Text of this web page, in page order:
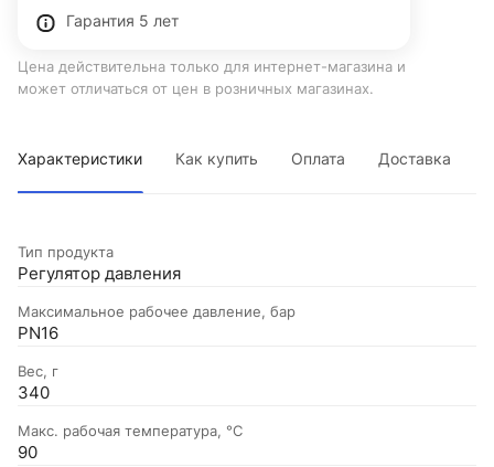
Гарантия 5 лет
Цена действительна только для интернет-магазина и
может отличаться от цен в розничных магазинах.
Характеристики Как купить Оплата Доставка
Тип продукта
Регулятор давления
Максимальное рабочее давление, бар
PN16
Вес, г
340
Макс. рабочая температура, °C
90